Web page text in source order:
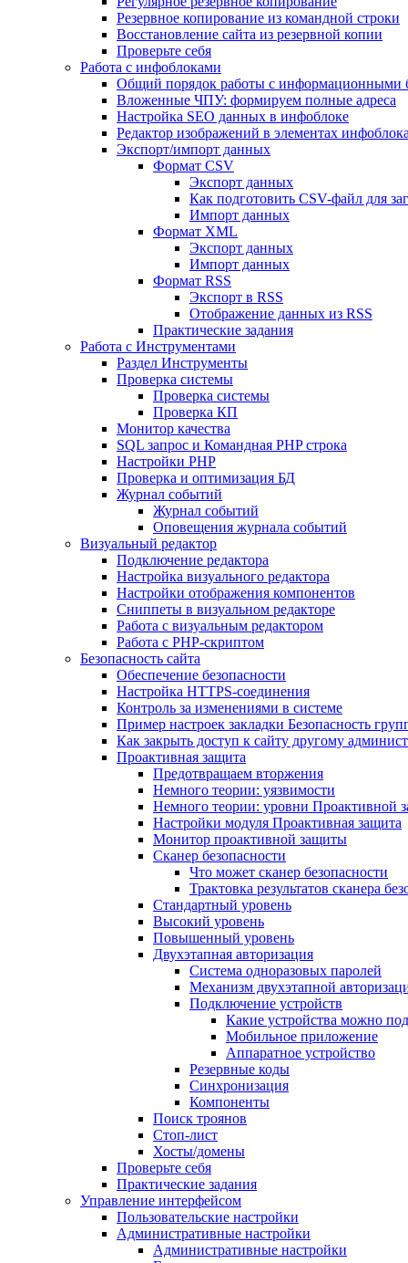
Резервное копирование из командной строки
Восстановление сайта из резервной копии
Проверьте себя
Работа с инфоблоками
Общий порядок работы с информационными
Вложенные ЧПУ: формируем полные адреса
Настройка SEO данных в инфоблоке
Редактор изображений в элементах инфоблока
Экспорт/импорт данных
Формат CSV
Экспорт данных
Как подготовить CSV-файл для
Импорт данных
Формат XML
Экспорт данных
Импорт данных
Формат RSS
Экспорт в RSS
Отображение данных из RSS
Практические задания
Работа с Инструментами
Раздел Инструменты
Проверка системы
Проверка системы
Проверка КП
Монитор качества
SQL запрос и Командная PHP строка
Настройки PHP
Проверка и оптимизация БД
Журнал событий
Журнал событий
Оповещения журнала событий
Визуальный редактор
Подключение редактора
Настройка визуального редактора
Настройки отображения компонентов
Сниппеты в визуальном редакторе
Работа с визуальным редактором
Работа с PHP-скриптом
Безопасность сайта
Обеспечение безопасности
Настройка HTTPS-соединения
Контроль за изменениями в системе
Пример настроек закладки Безопасность
Как закрыть доступ к сайту другому
Проактивная защита
Предотвращаем вторжения
Немного теории: уязвимости
Немного теории: уровни Проактивной
Настройки модуля Проактивная защита
Монитор проактивной защиты
Сканер безопасности
Что может сканер безопасности
Трактовка результатов сканера
Стандартный уровень
Высокий уровень
Повышенный уровень
Двухэтапная авторизация
Система одноразовых паролей
Механизм двухэтапной
Подключение устройств
Какие устройства можно
Мобильное приложение
Аппаратное устройство
Резервные коды
Синхронизация
Компоненты
Поиск троянов
Стоп-лист
Хосты/домены
Проверьте себя
Практические задания
Управление интерфейсом
Пользовательские настройки
Административные настройки
Административные настройки